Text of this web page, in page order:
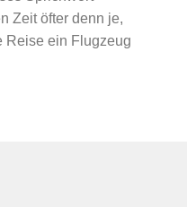
Zeit öfter denn je,
Reise ein Flugzeug